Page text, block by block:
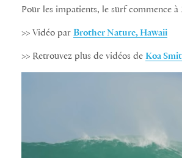
Pour les impatients, le surf commence à
>> Vidéo par Brother Nature, Hawaii
>> Retrouvez plus de vidéos de Koa